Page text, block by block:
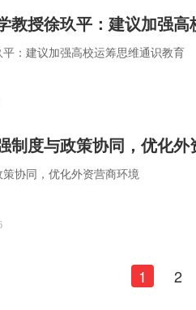
教授徐玖平：建议加强高
：建议加强高校运筹思维通识教育
制度与政策协同，优化外
协同，优化外资营商环境
1 2